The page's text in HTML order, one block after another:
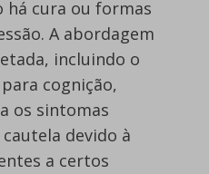
há cura ou formas
A abordagem
incluindo o
cognição,
os sintomas
devido à
a certos